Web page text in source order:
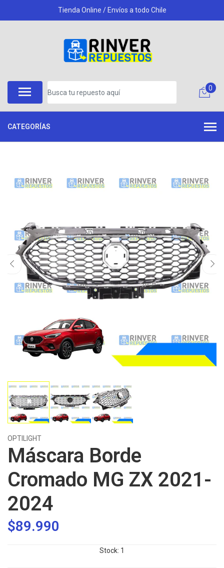
Tienda Online / Envíos a todo Chile
0
CATEGORÍAS
OPTILIGHT
Máscara Borde
Cromado MG ZX 2021-
2024
$89.990
Stock: 1